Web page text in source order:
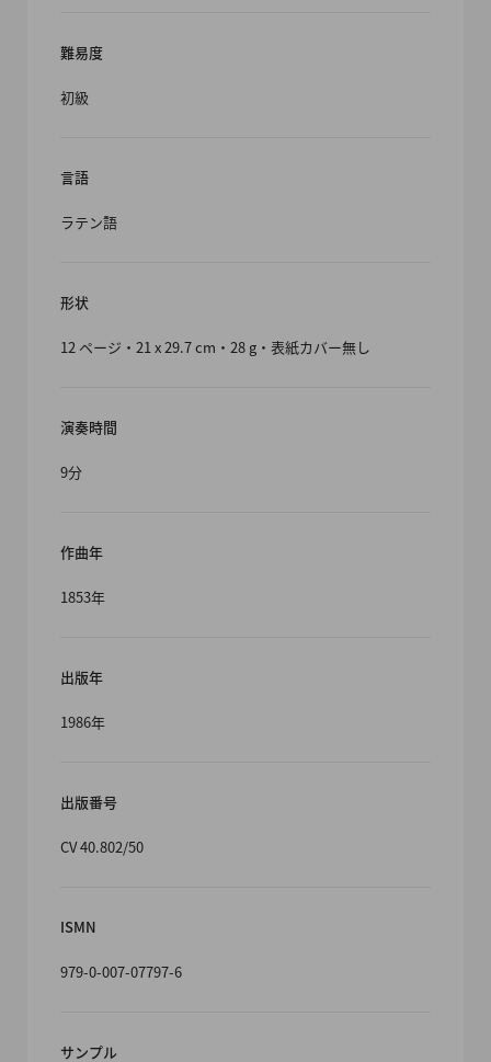
難易度
初級
言語
ラテン語
形状
12 ページ・21 x 29.7 cm・28 g・表紙カバー無し
演奏時間
9分
作曲年
1853年
出版年
1986年
出版番号
CV 40.802/50
ISMN
979-0-007-07797-6
サンプル